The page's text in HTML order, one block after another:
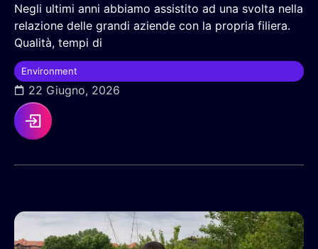
Negli ultimi anni abbiamo assistito ad una svolta nella
relazione delle grandi aziende con la propria filiera.
Qualità, tempi di
Environment
22 Giugno, 2026